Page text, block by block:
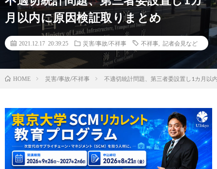
月以内に原因検証取りまとめ
2021.12.17 20:39:25 災害/事故/不祥事 不祥事 記者会見など
HOME 災害/事故/不祥事 不適切統計問題、第三者委設置し1カ月以